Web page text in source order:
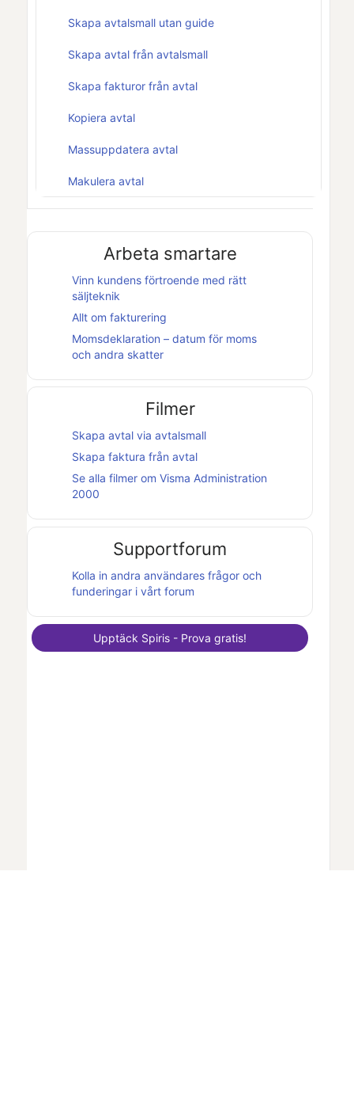
Skapa avtalsmall utan guide
Skapa avtal från avtalsmall
Skapa fakturor från avtal
Kopiera avtal
Massuppdatera avtal
Makulera avtal
Arbeta smartare
Vinn kundens förtroende med rätt
säljteknik
Allt om fakturering
Momsdeklaration – datum för moms
och andra skatter
Filmer
Skapa avtal via avtalsmall
Skapa faktura från avtal
Se alla filmer om Visma Administration
2000
Supportforum
Kolla in andra användares frågor och
funderingar i vårt forum
Upptäck Spiris - Prova gratis!